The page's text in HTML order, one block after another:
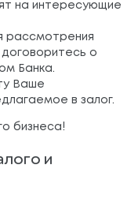
на интересующие
рассмотрения
о
Банка.
Ваше
в залог.
бизнеса!
и